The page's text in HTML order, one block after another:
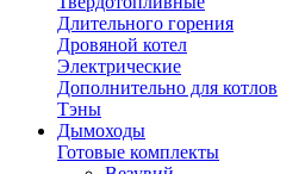
Длительного горения
Дровяной котел
Электрические
Дополнительно для котлов
Тэны
Дымоходы
Готовые комплекты